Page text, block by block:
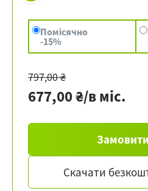
Помісячно
-15%
797,00 ₴
677,00 ₴/в міс.
Скачати